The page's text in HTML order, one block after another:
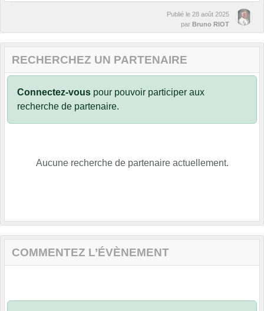
Publié le 28 août 2025
par Bruno RIOT
RECHERCHEZ UN PARTENAIRE
Connectez-vous pour pouvoir participer aux
recherche de partenaire.
Aucune recherche de partenaire actuellement.
COMMENTEZ L’ÉVÈNEMENT